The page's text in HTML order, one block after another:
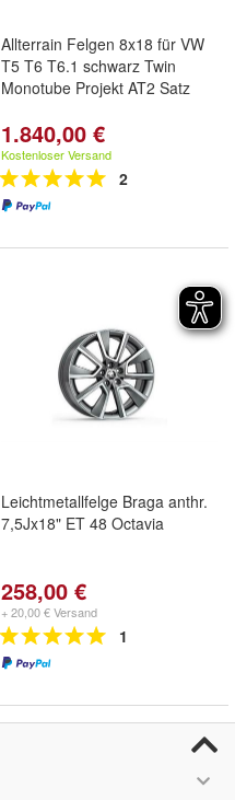
Allterrain Felgen 8x18 für VW
T5 T6 T6.1 schwarz Twin
Monotube Projekt AT2 Satz
1.840,00 €
Kostenloser Versand
2
Leichtmetallfelge Braga anthr.
7,5Jx18" ET 48 Octavia
258,00 €
+ 20,00 € Versand
1